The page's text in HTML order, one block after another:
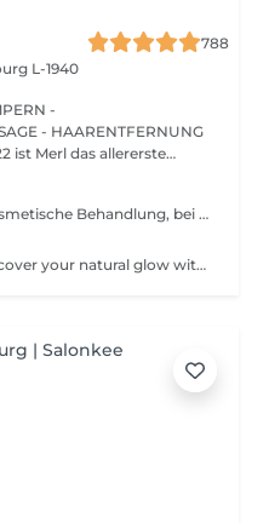
788
L-1940
-
- HAARENTFERNUNG
ist Merl das allererste
Die Gesichtsmassage ist eine kosmetische Behandlung, bei der Hände oder ein Werkzeug verwendet werden, um das Gesicht und den Hals zu massieren, um die Durchblutung anzuregen, Entspannung zu fördern und das Erscheinungsbild der Haut zu verbessern. Gesichtsmassagen sind eine verjüngende Behandlung, die Ihnen zu einem jugendlicheren, strahlenden Teint verhelfen kann. Vollständige Gesichtsmassage + Pflege - ist eine kosmetische Behandlung, bei der Hände oder ein Werkzeug verwendet werden, um das Gesicht und den Hals zu massieren, um die Durchblutung anzuregen, Entspannung zu fördern und das Erscheinungsbild der Haut zu verbessern. Am Ende der Behandlung werden Vitaminmasken und Gesichtscremes aufgetragen. Gesichts- und Wangenmassage - ist eine kosmetische Behandlung, bei der Hände oder ein Werkzeug verwendet werden, um das Gesicht und den Hals zu massieren, um die Durchblutung anzuregen, Entspannung zu fördern und das Erscheinungsbild der Haut zu verbessern. Bei der Wangenmassage werden Druckpunkte im Inneren des Mundes massiert, um die Muskeln und Bänder im Wangenfettgewebe (zwischen den Wangen und den Kieferknochen) zu stimulieren und den Bereich zu straffen und zu konturieren. Am Ende der Behandlung werden Vitaminmasken und Gesichtscremes aufgetragen. Altersbeschränkungen: empfohlen ab 20 Jahren. Empfehlungen nach dem Eingriff: es gibt keine Empfehlungen nach diesen Verfahren. Frequenz: 8-10 Mal, einmal pro Woche.
Myoplastic face massage - rediscover your natural glow with the deeply rejuvenating myoplastic face massage. This unique technique works not only on the surface of your skin but also on the deeper layers of muscles and fascia. Through precise, sculpting movements, it releases tension, improves circulation, and restores elasticity. The result? A lifted, defined, and radiant look that feels as refreshing as it appears. Every session is like a reset for your face leaving you looking youthful, relaxed, and glowing with vitality. Express face massage is designed for those who value their time while expecting visible, refined results. This 30-minute lifting massage focuses on precise muscle stimulation to restore facial tone, improve skin firmness, and redefine the natural facial contour. The treatment helps reduce visible signs of fatigue while stimulating microcirculation, allowing the skin to regain a fresh, radiant, and naturally healthy glow. Perfect as an additional boost to your body massage for complete relaxation and rejuvenation. Important: This treatment is available only as an add-on to any body massage and cannot be booked as a standalone service.